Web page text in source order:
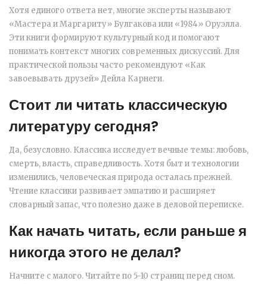
Хотя единого ответа нет, многие эксперты называют
«Мастера и Маргариту» Булгакова или «1984» Оруэлла.
Эти книги формируют культурный код и помогают
понимать контекст многих современных дискуссий. Для
практической пользы часто рекомендуют «Как
завоевывать друзей» Дейла Карнеги.
Стоит ли читать классическую
литературу сегодня?
Да, безусловно. Классика исследует вечные темы: любовь,
смерть, власть, справедливость. Хотя быт и технологии
изменились, человеческая природа осталась прежней.
Чтение классики развивает эмпатию и расширяет
словарный запас, что полезно даже в деловой переписке.
Как начать читать, если раньше я
никогда этого не делал?
Начните с малого. Читайте по 5-10 страниц перед сном.